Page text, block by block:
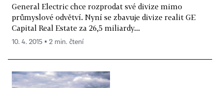
General Electric chce rozprodat své divize mimo
průmyslové odvětví. Nyní se zbavuje divize realit GE
Capital Real Estate za 26,5 miliardy...
10. 4. 2015 ▪ 2 min. čtení